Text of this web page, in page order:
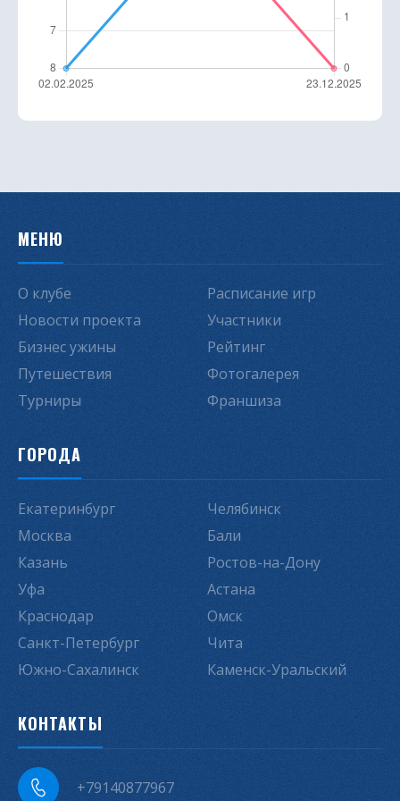
МЕНЮ
О клубе
Новости проекта
Бизнес ужины
Путешествия
Турниры
Расписание игр
Участники
Рейтинг
Фотогалерея
Франшиза
ГОРОДА
Екатеринбург
Москва
Казань
Уфа
Краснодар
Санкт-Петербург
Южно-Сахалинск
Челябинск
Бали
Ростов-на-Дону
Астана
Омск
Чита
Каменск-Уральский
КОНТАКТЫ
+79140877967